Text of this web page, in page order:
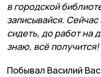
в городской
записывайся.
сидеть, до работ на
знаю, всё получится!
Побывал Василий